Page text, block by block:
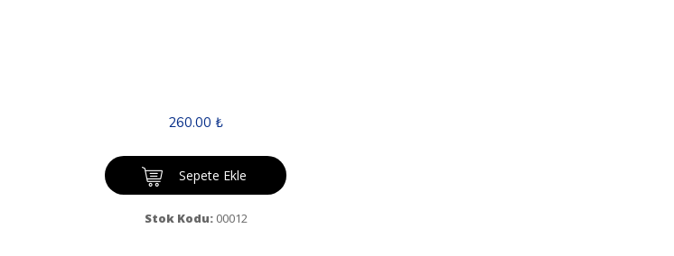
260.00 ₺
Sepete Ekle
Stok Kodu: 00012